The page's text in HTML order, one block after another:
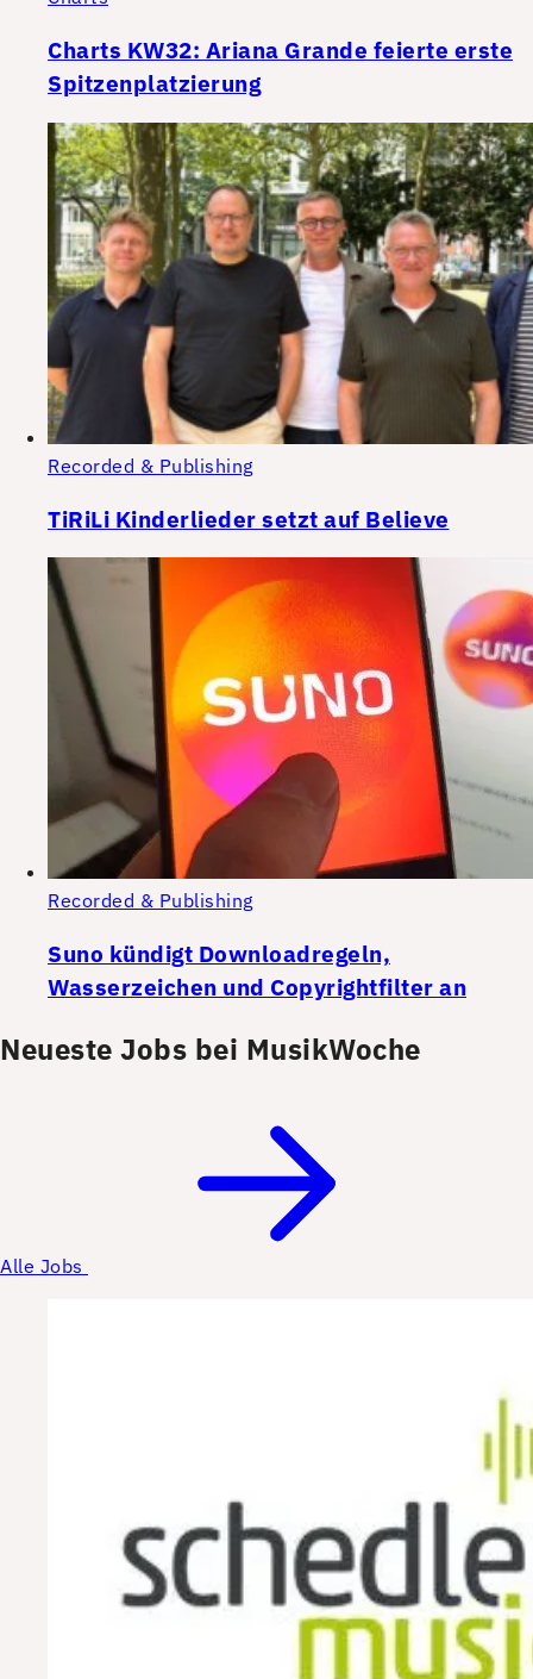
Charts KW32: Ariana Grande feierte erste
Spitzenplatzierung
Recorded & Publishing
TiRiLi Kinderlieder setzt auf Believe
Recorded & Publishing
Suno kündigt Downloadregeln,
Wasserzeichen und Copyrightfilter an
Neueste Jobs bei MusikWoche
Alle Jobs